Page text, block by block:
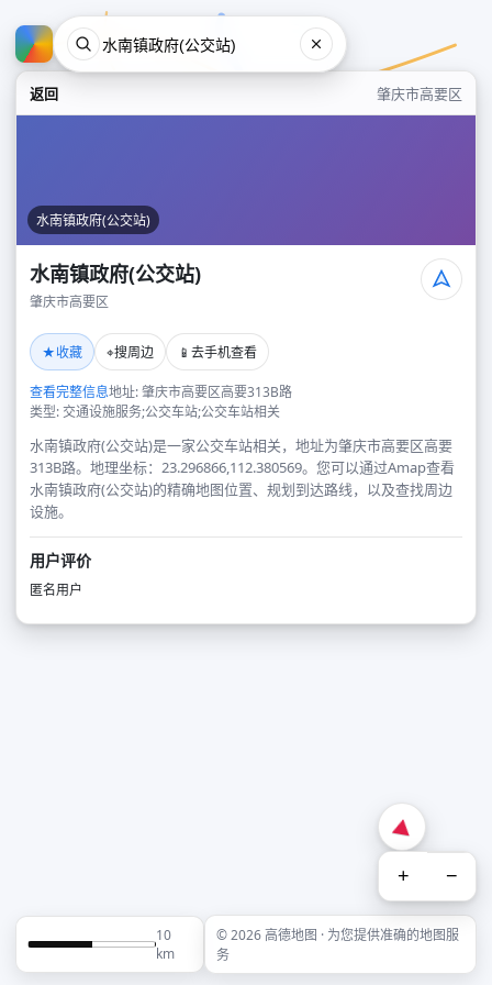
返回 肇庆市高要区
水南镇政府(公交站)
水南镇政府(公交站)
肇庆市高要区
★收藏 ⌖搜周边 📱 去手机查看
查看完整信息地址: 肇庆市高要区高要313B路
类型: 交通设施服务;公交车站;公交车站相关
水南镇政府(公交站)是一家公交车站相关，地址为肇庆市高要区高要
313B路。地理坐标：23.296866,112.380569。您可以通过Amap查看
水南镇政府(公交站)的精确地图位置、规划到达路线，以及查找周边
设施。
用户评价
匿名用户
+ −
10
km
© 2026 高德地图 · 为您提供准确的地图服
务